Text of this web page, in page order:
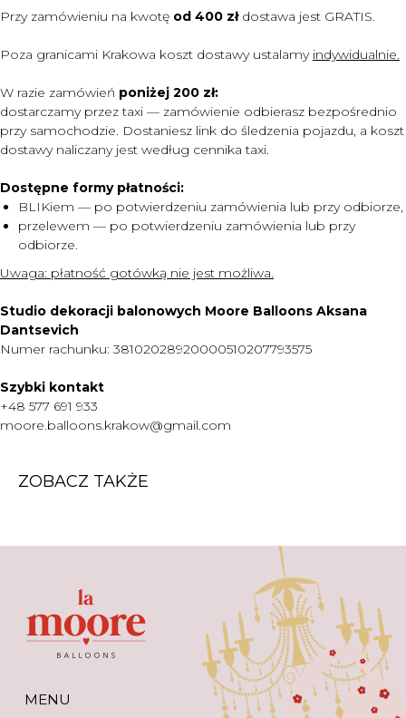
Przy zamówieniu na kwotę od 400 zł dostawa jest GRATIS.
Poza granicami Krakowa koszt dostawy ustalamy indywidualnie.
W razie zamówień poniżej 200 zł:
dostarczamy przez taxi — zamówienie odbierasz bezpośrednio
przy samochodzie. Dostaniesz link do śledzenia pojazdu, a koszt
dostawy naliczany jest według cennika taxi.
Dostępne formy płatności:
BLIKiem — po potwierdzeniu zamówienia lub przy odbiorze,
przelewem — po potwierdzeniu zamówienia lub przy
odbiorze.
Uwaga: płatność gotówką nie jest możliwa.
Studio dekoracji balonowych Moore Balloons Aksana
Dantsevich
Numer rachunku: 38102028920000510207793575
Szybki kontakt
+48 577 691 933
moore.balloons.krakow@gmail.com
ZOBACZ TAKŻE
+48 577 691 933
moore.balloons.krakow@gmail.com
KONTAKT
O NAS
MENU